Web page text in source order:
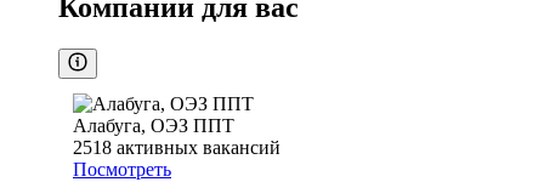
Компании для вас
Алабуга, ОЭЗ ППТ
2518 активных вакансий
Посмотреть